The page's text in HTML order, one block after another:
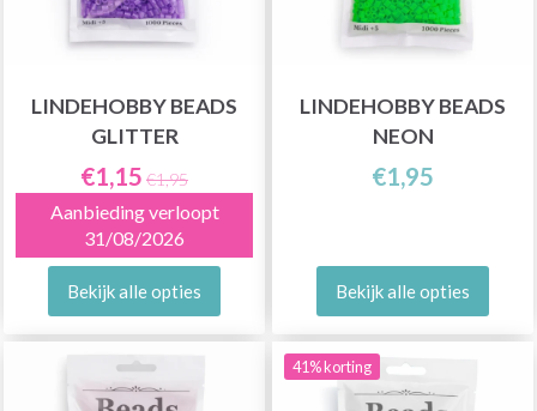
LINDEHOBBY BEADS
GLITTER
€1,15 €1,95
Aanbieding verloopt
31/08/2026
Bekijk alle opties
LINDEHOBBY BEADS
NEON
€1,95
Bekijk alle opties
41% korting